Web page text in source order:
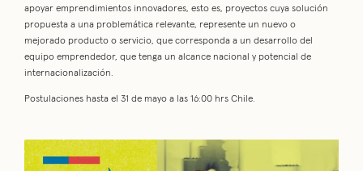
apoyar emprendimientos innovadores, esto es, proyectos cuya solución
propuesta a una problemática relevante, represente un nuevo o
mejorado producto o servicio, que corresponda a un desarrollo del
equipo emprendedor, que tenga un alcance nacional y potencial de
internacionalización.
Postulaciones hasta el 31 de mayo a las 16:00 hrs Chile.